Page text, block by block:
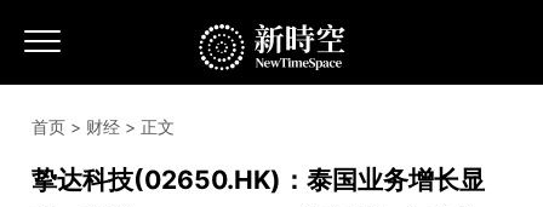
首页 > 财经 > 正文
挚达科技(02650.HK)：泰国业务增长显